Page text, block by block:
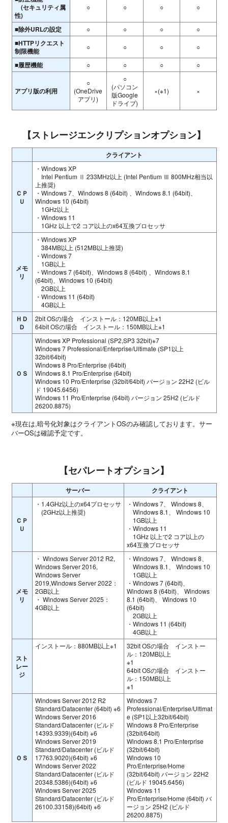
(セキュリティ属
性)
○ ○ ○ ○
■除外URLの設定 ○ ○ ○ ○
■HTTPリクエスト
制限機能
○ ○ ○ ○
■履歴機能 ○ ○ ○ ○
アプリ版の利用
○
(OneDrive
アプリ)
○
(パソコン
版Google
ドライブ)
×(※1) ×
【ストレージエンクリプションオプション】
クライアント
ＣＰ
Ｕ
・Windows XP
Intel Pentium Ⅱ 233MHz以上 (Intel Pentium Ⅲ 800MHz相当以
上推奨)
・Windows 7、Windows 8 (64bit) 、Windows 8.1 (64bit)、
Windows 10 (64bit)
1GHz以上
・Windows 11
1GHz 以上で2 コア以上のx64互換プロセッサ
メモ
リ
・Windows XP
384MB以上 (512MB以上推奨)
・Windows 7
1GB以上
・Windows 7 (64bit)、Windows 8 (64bit) 、Windows 8.1
(64bit)、Windows 10 (64bit)
2GB以上
・Windows 11 (64bit)
4GB以上
ＨＤ
Ｄ
2bit OSの場合 インストール：120MB以上※1
64bit OSの場合 インストール：150MB以上※1
ＯＳ
Windows XP Professional (SP2,SP3 32bit)※7
Windows 7 Professional/Enterprise/Ultimate (SP1以上
32bit/64bit)
Windows 8 Pro/Enterprise (64bit)
Windows 8.1 Pro/Enterprise (64bit)
Windows 10 Pro/Enterprise (32bit/64bit) バージョン 22H2 (ビル
ド 19045.6456)
Windows 11 Pro/Enterprise (64bit) バージョン 25H2 (ビルド
26200.8875)
※現在は,暗号化対象はクライアントOSのみ確認しております。サー
バーOSは確認予定です。
【セパレートオプション】
サーバー クライアント
ＣＰ
Ｕ
・1.4GHz以上のx64プロセッサ
(2GHz以上推奨)
・Windows 7、 Windows 8、
Windows 8.1、 Windows 10
1GB以上
・Windows 11
1GHz 以上で2 コア以上の
x64互換プロセッサ
メモ
リ
・ Windows Server 2012 R2,
Windows Server 2016,
Windows Server
2019,Windows Server 2022：
2GB以上
・ Windows Server 2025：
4GB以上
・Windows 7、 Windows 8、
Windows 8.1、 Windows 10
1GB以上
・Windows 7 (64bit)、
Windows 8 (64bit)、 Windows
8.1 (64bit)、 Windows 10
(64bit)
2GB以上
・Windows 11 (64bit)
4GB以上
スト
レー
ジ
インストール：880MB以上※1
32bit OSの場合 インストー
ル：120MB以上
※1
64bit OSの場合 インストー
ル：150MB以上
※1
ＯＳ
Windows Server 2012 R2
Standard/Datacenter (64bit) ※6
Windows Server 2016
Standard/Datacenter (ビルド
14393.9339)(64bit) ※6
Windows Server 2019
Standard/Datacenter (ビルド
17763.9020)(64bit) ※6
Windows Server 2022
Standard/Datacenter (ビルド
20348.5386)(64bit) ※6
Windows Server 2025
Standard/Datacenter (ビルド
26100.33158)(64bit) ※6
Windows 7
Professional/Enterprise/Ultimat
e (SP1以上32bit/64bit)
Windows 8 Pro/Enterprise
(32bit/64bit)
Windows 8.1 Pro/Enterprise
(32bit/64bit)
Windows 10
Pro/Enterprise/Home
(32bit/64bit) バージョン 22H2
(ビルド 19045.6456)
Windows 11
Pro/Enterprise/Home (64bit) バ
ージョン 25H2 (ビルド
26200.8875)